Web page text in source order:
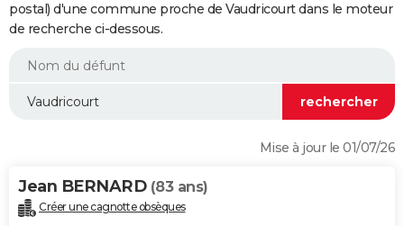
Essais
Réserver un essai
Citadines
Berlines
SUV
Forum auto
+
HIGH-TECH
BRICOLAGE
WEEK-END
Alimentation
Guide de la santé
Maladies
Médicaments
Sommeil
VOYAGE
postal) d'une commune proche de Vaudricourt dans le moteur
de recherche ci-dessous.
Mise à jour le 01/07/26
Jean BERNARD (83 ans)
Créer une cagnotte obsèques